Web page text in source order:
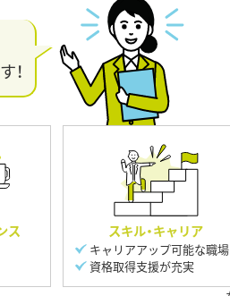
！
ス スキル・キャリア
キャリアアップ可能な職場
資格取得支援が充実